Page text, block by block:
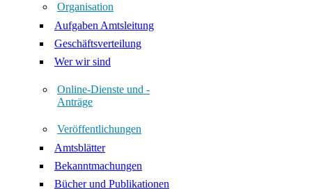
Organisation
Aufgaben Amtsleitung
Geschäftsverteilung
Wer wir sind
Online-Dienste und -
Anträge
Veröffentlichungen
Amtsblätter
Bekanntmachungen
Bücher und Publikationen